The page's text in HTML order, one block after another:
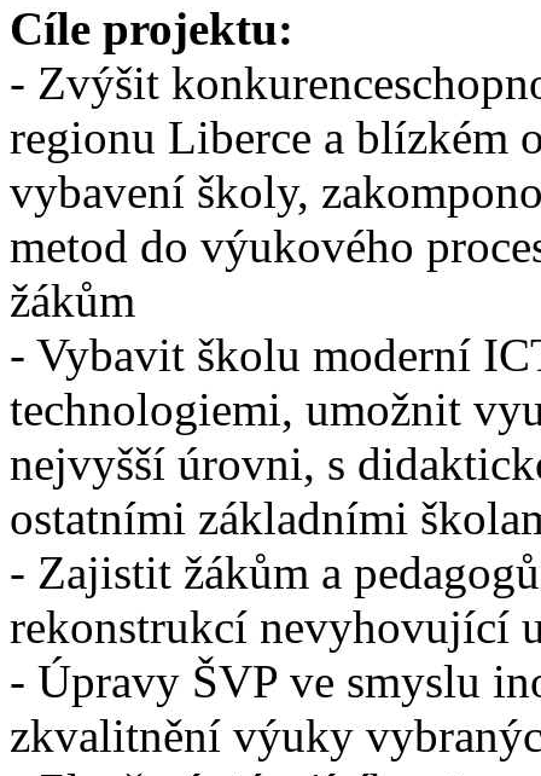
Cíle projektu:
- Zvýšit
regionu Liberce a blízkém
vybavení školy,
metod do výukového
žákům
- Vybavit školu moderní
technologiemi, umožnit
nejvyšší úrovni, s
ostatními základními
- Zajistit žákům a
rekonstrukcí nevyhovující
- Úpravy ŠVP ve smyslu
zkvalitnění výuky